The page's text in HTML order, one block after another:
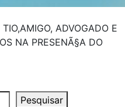
ADVOGADO E
NA PRESENÃ§A DO
Pesquisar